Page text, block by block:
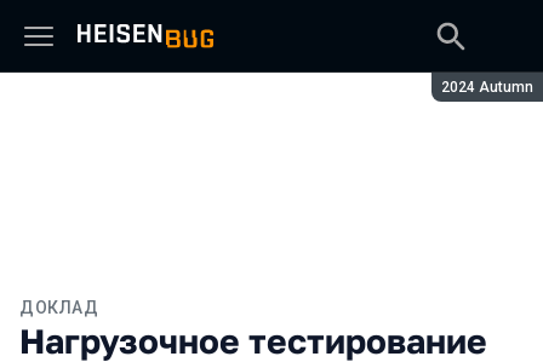
Сезон:
2024 Autumn
ДОКЛАД
Нагрузочное тестирование